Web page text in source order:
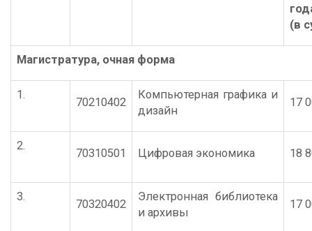
(в
Магистратура, очная форма
1.
70210402
Компьютерная графика и
дизайн
17
2.
70310501 Цифровая экономика 18
3.
70320402
Электронная библиотека
и архивы
17